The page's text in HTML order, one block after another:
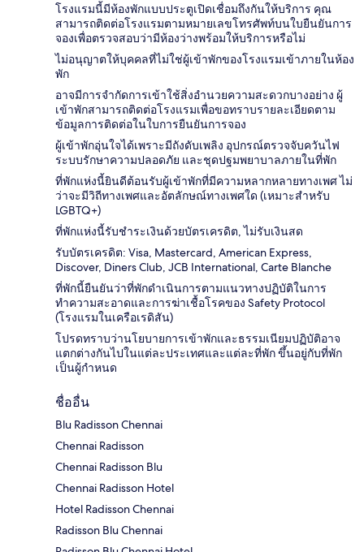
โรงแรมนี้มีห้องพักแบบประตูเปิดเชื่อมถึงกันให้บริการ คุณ
สามารถติดต่อโรงแรมตามหมายเลขโทรศัพท์บนใบยืนยันการ
จองเพื่อตรวจสอบว่ามีห้องว่างพร้อมให้บริการหรือไม่
ไม่อนุญาตให้บุคคลที่ไม่ใช่ผู้เข้าพักของโรงแรมเข้าภายในห้อง
พัก
อาจมีการจำกัดการเข้าใช้สิ่งอำนวยความสะดวกบางอย่าง ผู้
เข้าพักสามารถติดต่อโรงแรมเพื่อขอทราบรายละเอียดตาม
ข้อมูลการติดต่อในใบการยืนยันการจอง
ผู้เข้าพักอุ่นใจได้เพราะมีถังดับเพลิง อุปกรณ์ตรวจจับควันไฟ
ระบบรักษาความปลอดภัย และชุดปฐมพยาบาลภายในที่พัก
ที่พักแห่งนี้ยินดีต้อนรับผู้เข้าพักที่มีความหลากหลายทางเพศ ไม่
ว่าจะมีวิถีทางเพศและอัตลักษณ์ทางเพศใด (เหมาะสำหรับ
LGBTQ+)
ที่พักแห่งนี้รับชำระเงินด้วยบัตรเครดิต, ไม่รับเงินสด
รับบัตรเครดิต: Visa, Mastercard, American Express,
Discover, Diners Club, JCB International, Carte Blanche
ที่พักนี้ยืนยันว่าที่พักดำเนินการตามแนวทางปฏิบัติในการ
ทำความสะอาดและการฆ่าเชื้อโรคของ Safety Protocol
(โรงแรมในเครือเรดิสัน)
โปรดทราบว่านโยบายการเข้าพักและธรรมเนียมปฏิบัติอาจ
แตกต่างกันไปในแต่ละประเทศและแต่ละที่พัก ขึ้นอยู่กับที่พัก
เป็นผู้กำหนด
ชื่ออื่น
Blu Radisson Chennai
Chennai Radisson
Chennai Radisson Blu
Chennai Radisson Hotel
Hotel Radisson Chennai
Radisson Blu Chennai